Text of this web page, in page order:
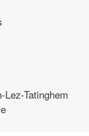
Tatinghem